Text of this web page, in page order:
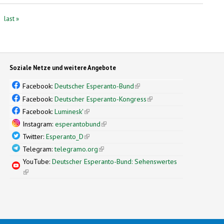
last »
Soziale Netze und weitere Angebote
Facebook:Deutscher Esperanto-Bund(link is external)
Facebook:Deutscher Esperanto-Kongress(link is external)
Facebook:Luminesk'(link is external)
Instagram:esperantobund(link is external)
Twitter:Esperanto_D(link is external)
Telegram:telegramo.org(link is external)
YouTube:Deutscher Esperanto-Bund: Sehenswertes
(link is external)